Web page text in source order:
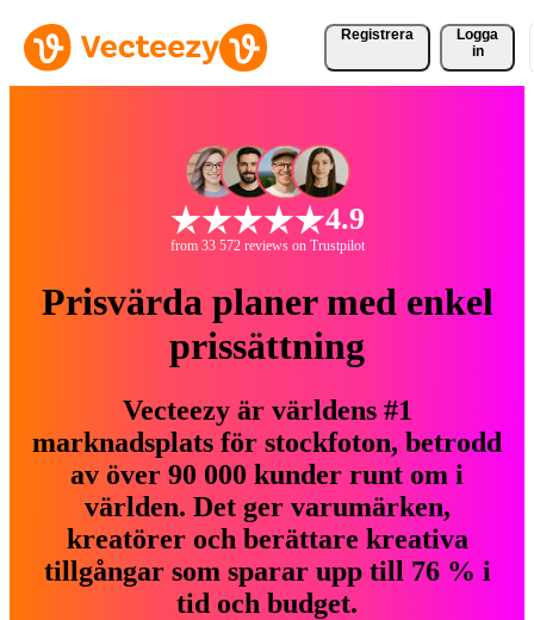
Registrera
Logga
in
4.9
from 33 572 reviews on Trustpilot
Prisvärda planer med enkel
prissättning
Vecteezy är världens #1
marknadsplats för stockfoton, betrodd
av över 90 000 kunder runt om i
världen. Det ger varumärken,
kreatörer och berättare kreativa
tillgångar som sparar upp till 76 % i
tid och budget.